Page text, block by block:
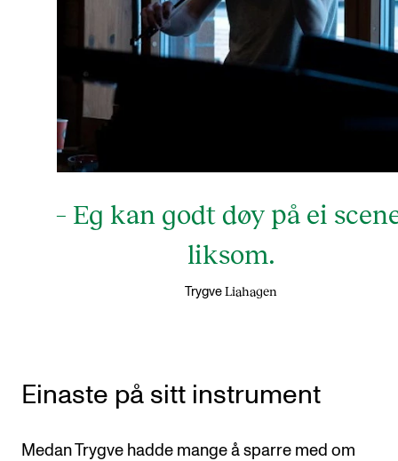
– Eg kan godt døy på ei
liksom.
Trygve Liahagen
Einaste på sitt instrument
Medan Trygve hadde mange å sparre med om